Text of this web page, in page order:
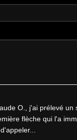
O., j'ai prélevé un
flèche qui l'a